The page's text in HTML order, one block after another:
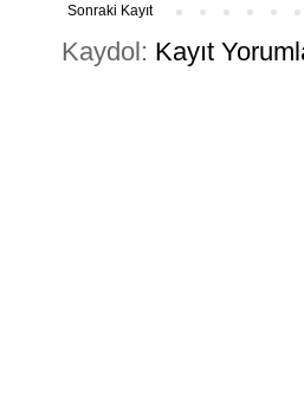
Sonraki Kayıt
Kaydol: Kayıt